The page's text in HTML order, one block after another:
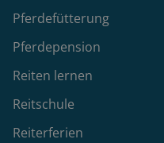
Pferdefütterung
Pferdepension
Reiten lernen
Reitschule
Reiterferien